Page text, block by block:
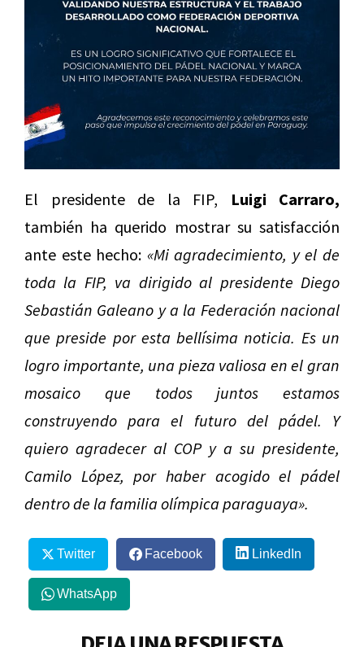
El presidente de la FIP, Luigi Carraro,
también ha querido mostrar su satisfacción
ante este hecho: «Mi agradecimiento, y el de
toda la FIP, va dirigido al presidente Diego
Sebastián Galeano y a la Federación nacional
que preside por esta bellísima noticia. Es un
logro importante, una pieza valiosa en el gran
mosaico que todos juntos estamos
construyendo para el futuro del pádel. Y
quiero agradecer al COP y a su presidente,
Camilo López, por haber acogido el pádel
dentro de la familia olímpica paraguaya».
Twitter Facebook LinkedIn
WhatsApp